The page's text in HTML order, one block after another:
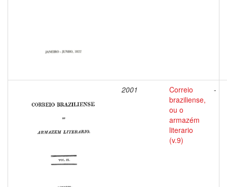
2001
Correio
braziliense,
ou o
armazém
literario
(v.9)
-